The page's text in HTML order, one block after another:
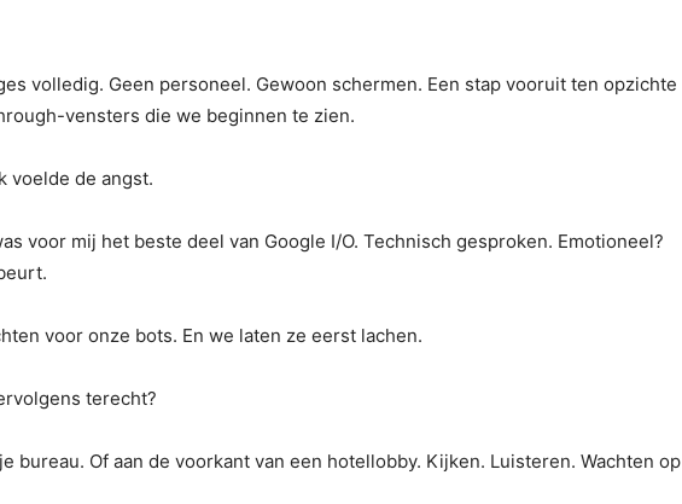
volledig. Geen personeel. Gewoon schermen. Een stap vooruit ten opzichte
vensters die we beginnen te zien.
voelde de angst.
voor mij het beste deel van Google I/O. Technisch gesproken. Emotioneel?
voor onze bots. En we laten ze eerst lachen.
terecht?
bureau. Of aan de voorkant van een hotellobby. Kijken. Luisteren. Wachten op